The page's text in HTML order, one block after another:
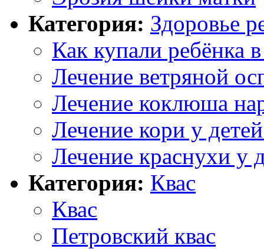
Категория: Здоровье
Как купали ребёнка
Лечение ветряной
Лечение коклюша
Лечение кори у
Лечение краснухи у
Категория: Квас
Квас
Петровский квас